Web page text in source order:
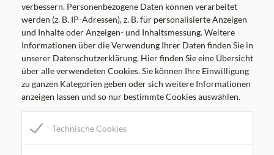
MI
8.00-12.00, 17.00-19.00 Uhr
DO
8.00-12.00 Uhr
FR
8.00-12.00 Uhr
Amtsstunden
MO
7.00-16.00 Uhr
DI
7.00-12.30 Uhr
MI
7.00-12.00, 13.30-19.00 Uhr
DO
7.00-16.00 Uhr
verbessern. Personenbezogene Daten können verarbeitet
werden (z. B. IP-Adressen), z. B. für personalisierte Anzeigen
und Inhalte oder Anzeigen- und Inhaltsmessung. Weitere
Informationen über die Verwendung Ihrer Daten finden Sie in
unserer Datenschutzerklärung. Hier finden Sie eine Übersicht
über alle verwendeten Cookies. Sie können Ihre Einwilligung
zu ganzen Kategorien geben oder sich weitere Informationen
anzeigen lassen und so nur bestimmte Cookies auswählen.
Technische Cookies